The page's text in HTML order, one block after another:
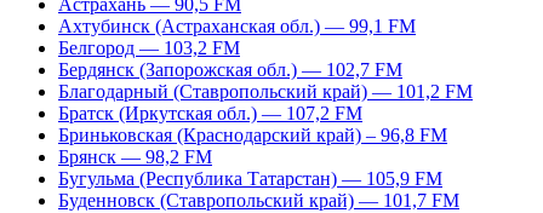
Астрахань — 90,5 FM
Ахтубинск (Астраханская обл.) — 99,1 FM
Белгород — 103,2 FM
Бердянск (Запорожская обл.) — 102,7 FM
Благодарный (Ставропольский край) — 101,2 FM
Братск (Иркутская обл.) — 107,2 FM
Бриньковская (Краснодарский край) – 96,8 FM
Брянск — 98,2 FM
Бугульма (Республика Татарстан) — 105,9 FM
Буденновск (Ставропольский край) — 101,7 FM